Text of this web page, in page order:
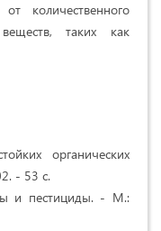
количественного
таких как
органических
- 53 с.
и пестициды. - М.: